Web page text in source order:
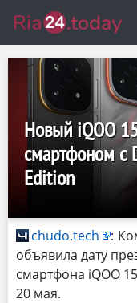
Новый iQOO
смартфоном с
Edition
chudo.tech :
объявила дату
смартфона iQOO
20 мая.